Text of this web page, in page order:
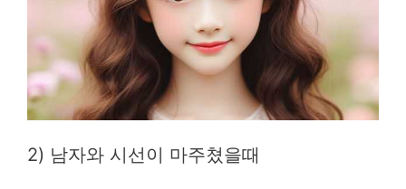
2) 남자와 시선이 마주쳤을때